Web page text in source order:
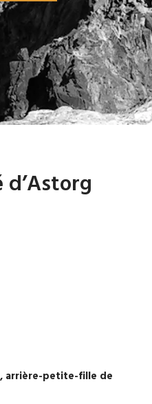
d’Astorg
arrière-petite-fille de